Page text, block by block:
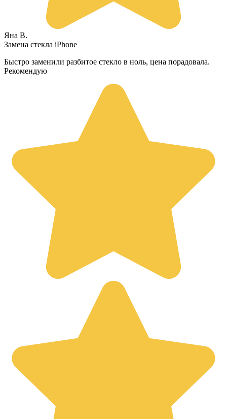
Яна В.
Замена стекла iPhone
Быстро заменили разбитое стекло в ноль, цена порадовала.
Рекомендую